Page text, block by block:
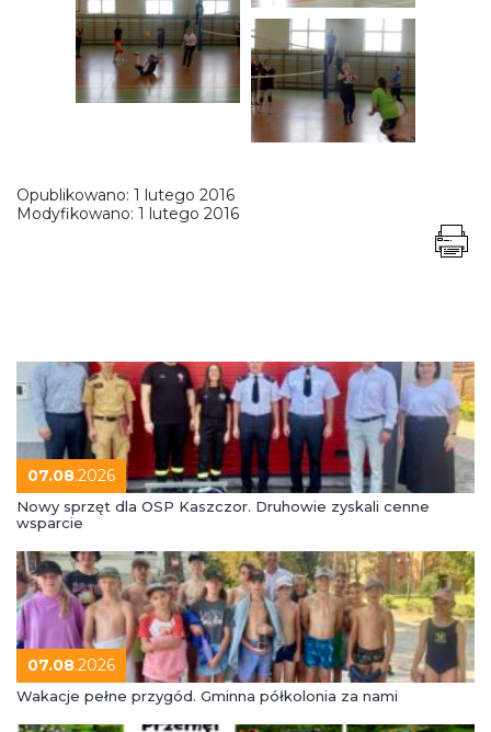
Opublikowano: 1 lutego 2016
Modyfikowano: 1 lutego 2016
07.08.2026
Nowy sprzęt dla OSP Kaszczor. Druhowie zyskali cenne
wsparcie
07.08.2026
Wakacje pełne przygód. Gminna półkolonia za nami